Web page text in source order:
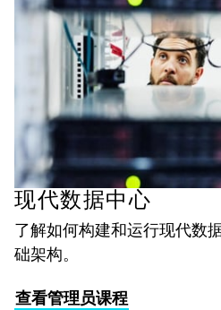
现代数据中心
了解如何构建和运行现代数
础架构。
查看管理员课程